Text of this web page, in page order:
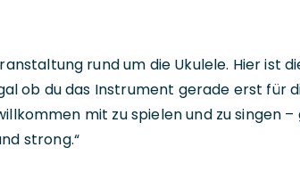
rund um die Ukulele. Hier ist
ob du das Instrument gerade erst für
mit zu spielen und zu singen –
strong.“